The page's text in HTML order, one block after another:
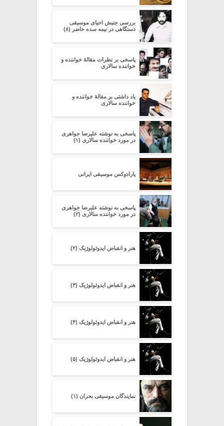
بررسی جنبش احیای موسیقی
دستگاهی در نیمه سده‌ حاضر (۸)
پاسخی بر نظرات مقالۀ خواننده و
خواننده سالاری
یاد داشتی بر مقالۀ خواننده و
خواننده سالاری
پاسخی به نوشته علیرضا جواهری
در مورد خواننده سالاری (۱)
پارادوکس موسیقی ایرانی
پاسخی به نوشته علیرضا جواهری
در مورد خواننده سالاری (۲)
هنر و انقباض ایدوئولوژیک (۲)
هنر و انقباض ایدوئولوژیک (۳)
هنر و انقباض ایدوئولوژیک (۴)
هنر و انقباض ایدوئولوژیک (۵)
نمایندگان موسیقی بحران (۱)